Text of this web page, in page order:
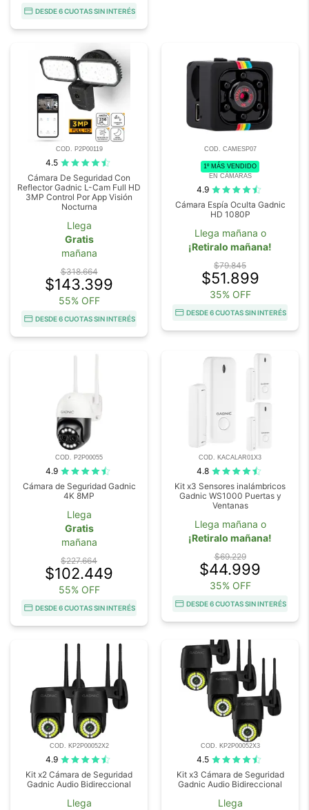
DESDE 6 CUOTAS SIN INTERÉS
COD. P2P00119
4.5
Cámara De Seguridad Con
Reflector Gadnic L-Cam Full HD
3MP Control Por App Visión
Nocturna
Llega
Gratis
mañana
$318.664
$143.399
55% OFF
DESDE 6 CUOTAS SIN INTERÉS
COD. CAMESP07
1º MÁS VENDIDO
EN CÁMARAS
4.9
Cámara Espía Oculta Gadnic
HD 1080P
Llega mañana o
¡Retiralo mañana!
$79.845
$51.899
35% OFF
DESDE 6 CUOTAS SIN INTERÉS
COD. P2P00055
4.9
Cámara de Seguridad Gadnic
4K 8MP
Llega
Gratis
mañana
$227.664
$102.449
55% OFF
DESDE 6 CUOTAS SIN INTERÉS
COD. KACALAR01X3
4.8
Kit x3 Sensores inalámbricos
Gadnic WS1000 Puertas y
Ventanas
Llega mañana o
¡Retiralo mañana!
$69.229
$44.999
35% OFF
DESDE 6 CUOTAS SIN INTERÉS
COD. KP2P00052X2
4.9
Kit x2 Cámara de Seguridad
Gadnic Audio Bidireccional
Llega
COD. KP2P00052X3
4.5
Kit x3 Cámara de Seguridad
Gadnic Audio Bidireccional
Llega